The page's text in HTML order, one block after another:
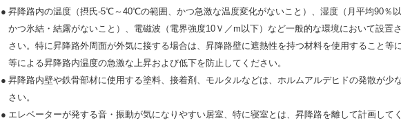
● 昇降路内の温度（摂氏‐5℃～40℃の範囲、かつ急激な温度変化がないこと）、湿度（月平均90％以
かつ氷結・結露がないこと）、電磁波（電界強度10Ｖ／m以下）など一般的な環境において設置
さい。特に昇降路外周面が外気に接する場合は、昇降路壁に遮熱性を持つ材料を使用すること等
等による昇降路内温度の急激な上昇および低下を防止してください。
● 昇降路内壁や鉄骨部材に使用する塗料、接着剤、モルタルなどは、ホルムアルデヒドの発散が少
さい。
● エレベーターが発する音・振動が気になりやすい居室、特に寝室とは、昇降路を離して計画してく